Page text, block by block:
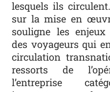
lesquels ils
sur la mise en
souligne les
des voyageurs qui
circulation
ressorts de
l’entreprise